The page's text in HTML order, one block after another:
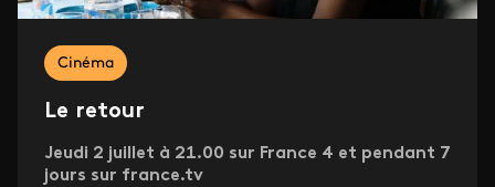
Cinéma
Le retour
Jeudi 2 juillet à 21.00 sur France 4 et pendant 7
jours sur france.tv